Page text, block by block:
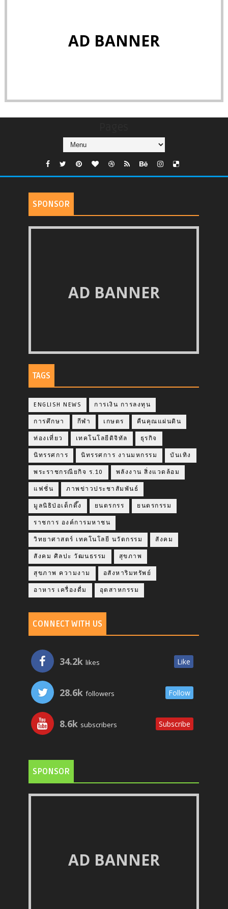
AD BANNER
SPONSOR
AD BANNER
TAGS
ENGLISH NEWS การเงิน การลงทุน
การศึกษา กีฬา เกษตร คืนคุณแผ่นดิน
ท่องเที่ยว เทคโนโลยีดิจิทัล ธุรกิจ
นิทรรศการ นิทรรศการ งานมหกรรม บันเทิง
พระราชกรณียกิจ ร.10 พลังงาน สิ่งแวดล้อม
แฟชั่น ภาพข่าวประชาสัมพันธ์
มูลนิธิป่อเต็กตึ๊ง ยนตรกรร ยนตรกรรม
ราชการ องค์การมหาชน
วิทยาศาสตร์ เทคโนโลยี นวัตกรรม สังคม
สังคม ศิลปะ วัฒนธรรม สุขภาพ
สุขภาพ ความงาม อสังหาริมทรัพย์
อาหาร เครื่องดื่ม อุตสาหกรรม
CONNECT WITH US
34.2k likes Like
28.6k followers Follow
8.6k subscribers Subscribe
SPONSOR
AD BANNER